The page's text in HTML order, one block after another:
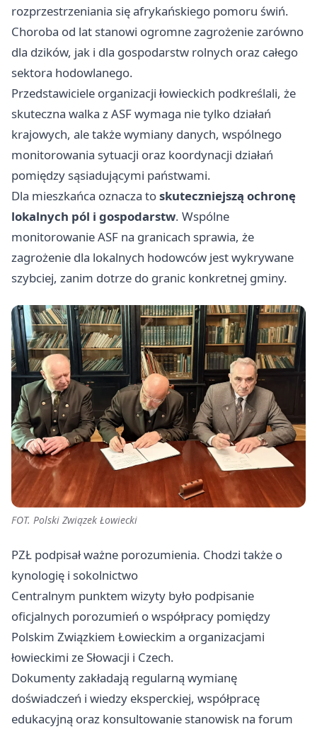
rozprzestrzeniania się afrykańskiego pomoru świń.
Choroba od lat stanowi ogromne zagrożenie zarówno
dla dzików, jak i dla gospodarstw rolnych oraz całego
sektora hodowlanego.
Przedstawiciele organizacji łowieckich podkreślali, że
skuteczna walka z ASF wymaga nie tylko działań
krajowych, ale także wymiany danych, wspólnego
monitorowania sytuacji oraz koordynacji działań
pomiędzy sąsiadującymi państwami.
Dla mieszkańca oznacza toskuteczniejszą ochronę
lokalnych pól i gospodarstw. Wspólne
monitorowanie ASF na granicach sprawia, że
zagrożenie dla lokalnych hodowców jest wykrywane
szybciej, zanim dotrze do granic konkretnej gminy.
FOT. Polski Związek Łowiecki
PZŁ podpisał ważne porozumienia. Chodzi także o
kynologię i sokolnictwo
Centralnym punktem wizyty było podpisanie
oficjalnych porozumień o współpracy pomiędzy
Polskim Związkiem Łowieckim a organizacjami
łowieckimi ze Słowacji i Czech.
Dokumenty zakładają regularną wymianę
doświadczeń i wiedzy eksperckiej, współpracę
edukacyjną oraz konsultowanie stanowisk na forum